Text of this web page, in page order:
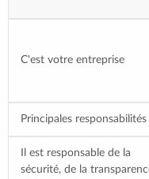
C'est votre entreprise
Principales responsabilités
Il est responsable de la
sécurité, de la